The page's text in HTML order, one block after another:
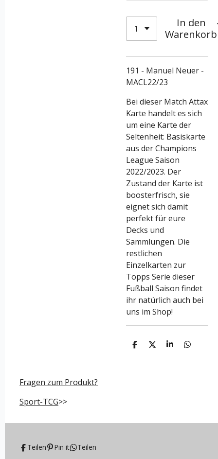
In den
Warenkorb
191 - Manuel Neuer -
MACL22/23
Bei dieser Match Attax
Karte handelt es sich
um eine Karte der
Seltenheit: Basiskarte
aus der Champions
League Saison
2022/2023. Der
Zustand der Karte ist
boosterfrisch, sie
eignet sich damit
perfekt für eure
Decks und
Sammlungen. Die
restlichen
Einzelkarten zur
Topps Serie dieser
Fußball Saison findet
ihr natürlich auch bei
uns im Shop!
T
T
T
T
Fragen zum Produkt?
Sport-TCG>>
Teilen Pin it Teilen